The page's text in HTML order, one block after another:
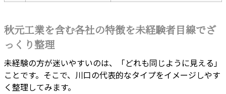
秋元工業を含む各社の特徴を未経験者目線でざ
っくり整理
未経験の方が迷いやすいのは、「どれも同じように見える」
ことです。そこで、川口の代表的なタイプをイメージしやす
く整理してみます。